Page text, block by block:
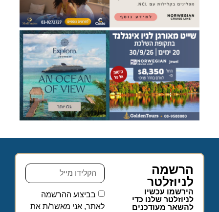
הרשמה
לניוזלטר
הירשמו עכשיו
לניוזלטר שלנו כדי
להשאר מעודכנים
בביצוע ההרשמה
לאתר, אני מאשר/ת את